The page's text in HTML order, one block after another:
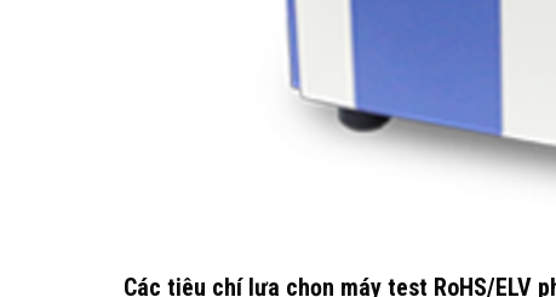
Các tiêu chí lựa chọn máy test RoHS/ELV